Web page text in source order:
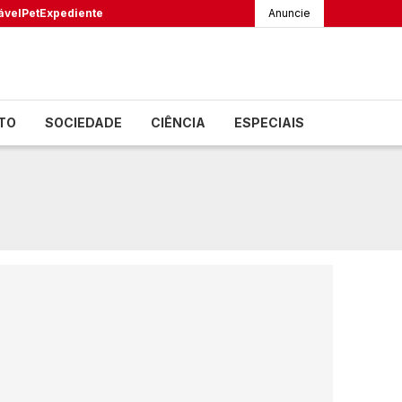
PetExpediente Anuncie
SOCIEDADE CIÊNCIA ESPECIAIS